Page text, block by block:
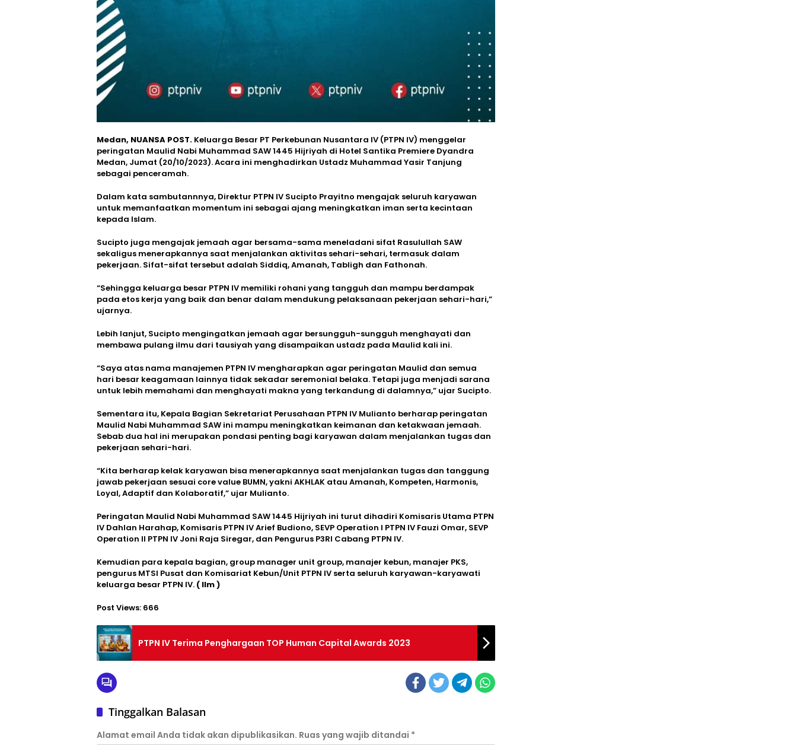
Medan, NUANSA POST. Keluarga Besar PT Perkebunan Nusantara IV (PTPN IV) menggelar
peringatan Maulid Nabi Muhammad SAW 1445 Hijriyah di Hotel Santika Premiere Dyandra
Medan, Jumat (20/10/2023). Acara ini menghadirkan Ustadz Muhammad Yasir Tanjung
sebagai penceramah.
Dalam kata sambutannnya, Direktur PTPN IV Sucipto Prayitno mengajak seluruh karyawan
untuk memanfaatkan momentum ini sebagai ajang meningkatkan iman serta kecintaan
kepada Islam.
Sucipto juga mengajak jemaah agar bersama-sama meneladani sifat Rasulullah SAW
sekaligus menerapkannya saat menjalankan aktivitas sehari-sehari, termasuk dalam
pekerjaan. Sifat-sifat tersebut adalah Siddiq, Amanah, Tabligh dan Fathonah.
“Sehingga keluarga besar PTPN IV memiliki rohani yang tangguh dan mampu berdampak
pada etos kerja yang baik dan benar dalam mendukung pelaksanaan pekerjaan sehari-hari,”
ujarnya.
Lebih lanjut, Sucipto mengingatkan jemaah agar bersungguh-sungguh menghayati dan
membawa pulang ilmu dari tausiyah yang disampaikan ustadz pada Maulid kali ini.
“Saya atas nama manajemen PTPN IV mengharapkan agar peringatan Maulid dan semua
hari besar keagamaan lainnya tidak sekadar seremonial belaka. Tetapi juga menjadi sarana
untuk lebih memahami dan menghayati makna yang terkandung di dalamnya,” ujar Sucipto.
Sementara itu, Kepala Bagian Sekretariat Perusahaan PTPN IV Mulianto berharap peringatan
Maulid Nabi Muhammad SAW ini mampu meningkatkan keimanan dan ketakwaan jemaah.
Sebab dua hal ini merupakan pondasi penting bagi karyawan dalam menjalankan tugas dan
pekerjaan sehari-hari.
“Kita berharap kelak karyawan bisa menerapkannya saat menjalankan tugas dan tanggung
jawab pekerjaan sesuai core value BUMN, yakni AKHLAK atau Amanah, Kompeten, Harmonis,
Loyal, Adaptif dan Kolaboratif,” ujar Mulianto.
Peringatan Maulid Nabi Muhammad SAW 1445 Hijriyah ini turut dihadiri Komisaris Utama PTPN
IV Dahlan Harahap, Komisaris PTPN IV Arief Budiono, SEVP Operation I PTPN IV Fauzi Omar, SEVP
Operation II PTPN IV Joni Raja Siregar, dan Pengurus P3RI Cabang PTPN IV.
Kemudian para kepala bagian, group manager unit group, manajer kebun, manajer PKS,
pengurus MTSI Pusat dan Komisariat Kebun/Unit PTPN IV serta seluruh karyawan-karyawati
keluarga besar PTPN IV. ( Ilm )
Post Views: 666
PTPN IV Terima Penghargaan TOP Human Capital Awards 2023
Tinggalkan Balasan
Alamat email Anda tidak akan dipublikasikan. Ruas yang wajib ditandai *